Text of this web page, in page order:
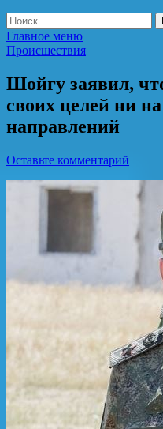
Найти:
Главное меню
Происшествия
Шойгу заявил,
своих целей ни
направлений
Оставьте комментарий